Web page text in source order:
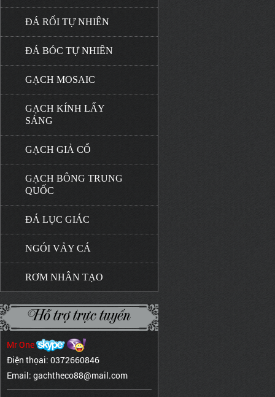
ĐÁ RỐI TỰ NHIÊN
ĐÁ BÓC TỰ NHIÊN
GẠCH MOSAIC
GẠCH KÍNH LẤY
SÁNG
GẠCH GIẢ CỔ
GẠCH BÔNG TRUNG
QUỐC
ĐÁ LỤC GIÁC
NGÓI VẢY CÁ
RƠM NHÂN TẠO
Hỗ trợ trực tuyến
Mr One
Điện thọai: 0372660846
Email: gachtheco88@mail.com